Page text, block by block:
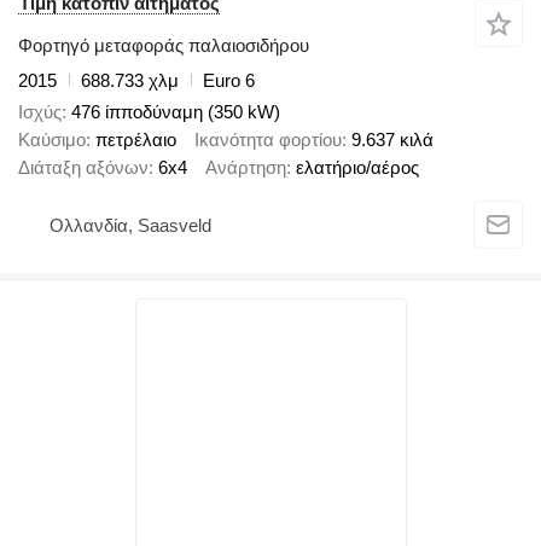
Φορτηγό μεταφοράς παλαιοσιδήρου
2015
688.733 χλμ
Euro 6
Ισχύς 476 ίπποδύναμη (350 kW)
Καύσιμο πετρέλαιο Ικανότητα φορτίου 9.637 κιλά
Διάταξη αξόνων 6x4 Ανάρτηση ελατήριο/αέρος
Ολλανδία, Saasveld